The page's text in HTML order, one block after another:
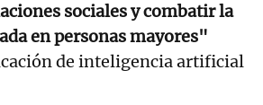
sociales y combatir la
en personas mayores"
de inteligencia artificial